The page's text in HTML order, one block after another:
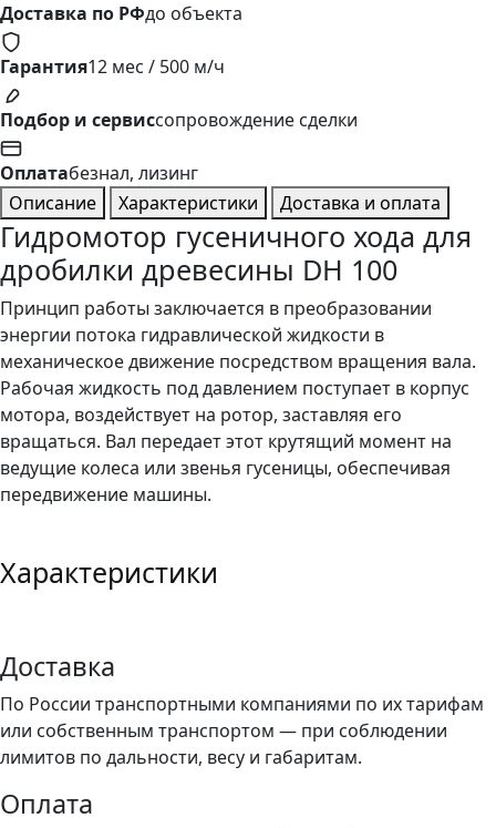
Доставка по РФдо объекта
Гарантия12 мес / 500 м/ч
Подбор и сервиссопровождение сделки
Оплатабезнал, лизинг
Описание
Характеристики Доставка и оплата
Гидромотор гусеничного хода для
дробилки древесины DH 100
Принцип работы заключается в преобразовании
энергии потока гидравлической жидкости в
механическое движение посредством вращения вала.
Рабочая жидкость под давлением поступает в корпус
мотора, воздействует на ротор, заставляя его
вращаться. Вал передает этот крутящий момент на
ведущие колеса или звенья гусеницы, обеспечивая
передвижение машины.
Характеристики
Доставка
По России транспортными компаниями по их тарифам
или собственным транспортом — при соблюдении
лимитов по дальности, весу и габаритам.
Оплата